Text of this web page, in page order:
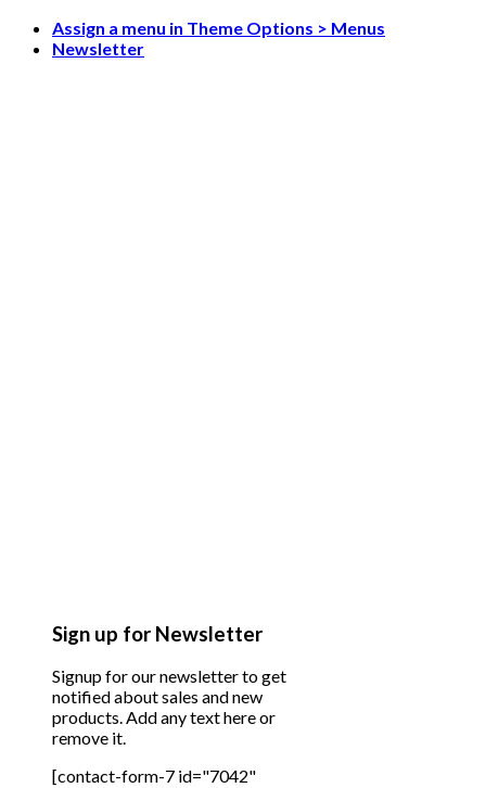
Skip
Assign a menu in Theme Options > Menus
Newsletter
Sign up for Newsletter
Signup for our newsletter to get
notified about sales and new
products. Add any text here or
remove it.
[contact-form-7 id="7042"